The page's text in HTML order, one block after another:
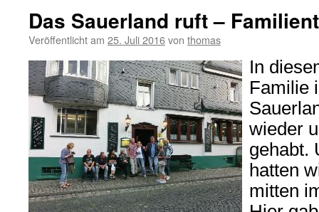
Das Sauerland ruft –
Veröffentlicht am 25. Juli 2016von thomas
In
Familie
wieder
gehabt.
hatten
mitten